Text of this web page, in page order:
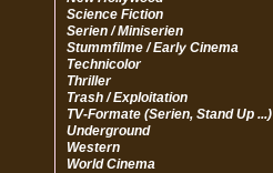
Science Fiction
Serien / Miniserien
Stummfilme / Early Cinema
Technicolor
Thriller
Trash / Exploitation
TV-Formate (Serien, Stand Up ...)
Underground
Western
World Cinema